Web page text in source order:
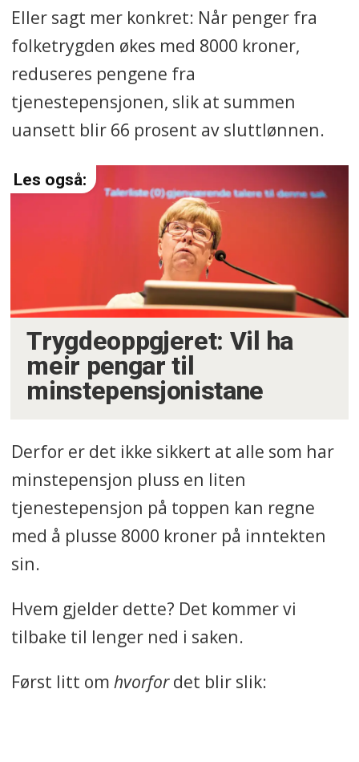
Eller sagt mer konkret: Når penger fra
folketrygden økes med 8000 kroner,
reduseres pengene fra
tjenestepensjonen, slik at summen
uansett blir 66 prosent av sluttlønnen.
Trygdeoppgjeret: Vil ha
meir pengar til
minstepensjonistane
Derfor er det ikke sikkert at alle som har
minstepensjon pluss en liten
tjenestepensjon på toppen kan regne
med å plusse 8000 kroner på inntekten
sin.
Hvem gjelder dette? Det kommer vi
tilbake til lenger ned i saken.
Først litt om hvorfordet blir slik: